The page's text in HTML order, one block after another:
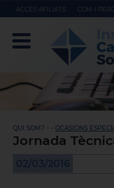
ACCÉS AFILIATS COM I
QUI SOM? - - OCASIONS
Jornada
02/03/2016